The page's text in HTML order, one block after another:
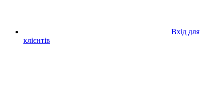
Вхід для
клієнтів